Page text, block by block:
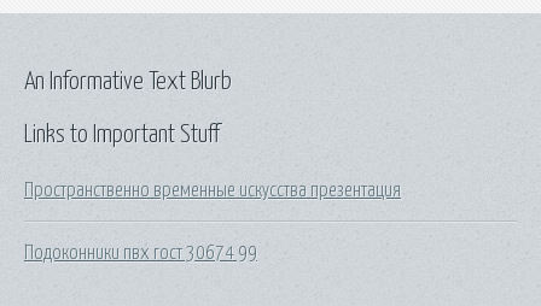
Links to Important Stuff
Пространственно временные искусства презентация
Подоконники пвх гост 30674 99
An Informative Text Blurb